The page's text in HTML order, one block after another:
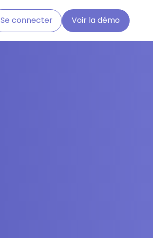
Se connecter Voir la démo